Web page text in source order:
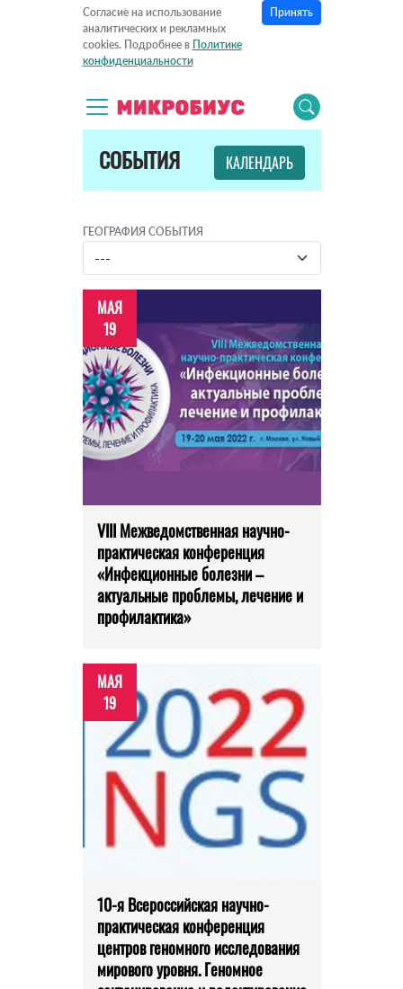
Согласие на использование
аналитических и рекламных
cookies. Подробнее в Политике
конфиденциальности
Принять
СОБЫТИЯ КАЛЕНДАРЬ
ГЕОГРАФИЯ СОБЫТИЯ
МАЯ
19
VIII Межведомственная научно-
практическая конференция
«Инфекционные болезни –
актуальные проблемы, лечение и
профилактика»
МАЯ
19
10-я Всероссийская научно-
практическая конференция
центров геномного исследования
мирового уровня. Геномное